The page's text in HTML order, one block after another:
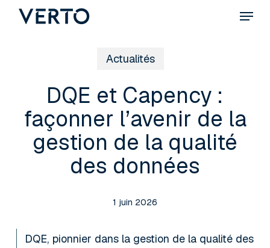
Skip
Menu
Actualités
DQE et Capency :
façonner l’avenir de la
gestion de la qualité
des données
1 juin 2026
DQE, pionnier dans la gestion de la qualité des